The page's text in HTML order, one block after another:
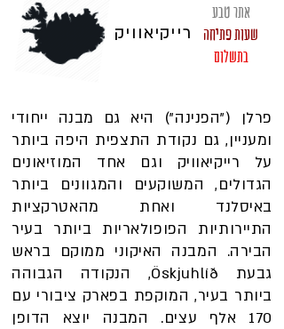
רייקיאוויק
אתר טבע
שעות פתיחה
בתשלום
פרלן ("הפנינה") היא גם מבנה ייחודי
ומעניין, גם נקודת התצפית היפה ביותר
על רייקיאוויק וגם אחד המוזיאונים
הגדולים, המשוקעים והמגוונים ביותר
באיסלנד ואחת מהאטרקציות
התיירותיות הפופולאריות ביותר בעיר
הבירה. המבנה האיקוני ממוקם בראש
גבעת Öskjuhlíð, הנקודה הגבוהה
ביותר בעיר, המוקפת בפארק ציבורי עם
170 אלף עצים. המבנה יוצא הדופן